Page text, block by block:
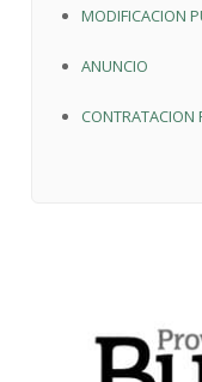
MODIFICACION
ANUNCIO
CONTRATACION